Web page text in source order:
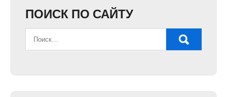
ПОИСК ПО САЙТУ